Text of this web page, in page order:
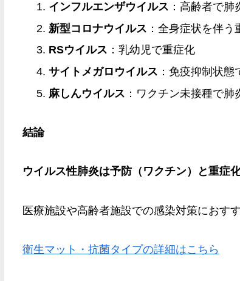
インフルエンザウイルス ：高齢者で肺
新型コロナウイルス ：全身症状を伴う
RSウイルス ：乳幼児で重症化
サイトメガロウイルス ：免疫抑制状態
麻しんウイルス ：ワクチン未接種で肺
結論
ウイルス性肺炎は予防（ワクチン）と重症
医療施設や高齢者施設での感染対策におす
衛生マット・抗菌タイプの詳細はこちら